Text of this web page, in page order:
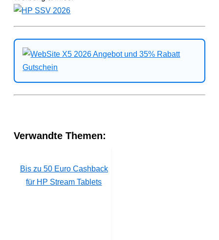
Verwandte Themen:
Bis zu 50 Euro Cashback
für HP Stream Tablets